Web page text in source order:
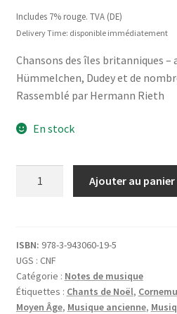
Includes 7% rouge. TVA (DE)
Delivery Time: disponible immédiatement
Chansons des îles britanniques –
Hümmelchen, Dudey et de
Rassemblé par Hermann Rieth
En stock
fife
Ajouter au panier
ISBN: 978-3-943060-19-5
UGS : CNF
Catégorie : Notes de musique
Étiquettes : Chants de Noël,
Moyen Âge, Musique ancienne,